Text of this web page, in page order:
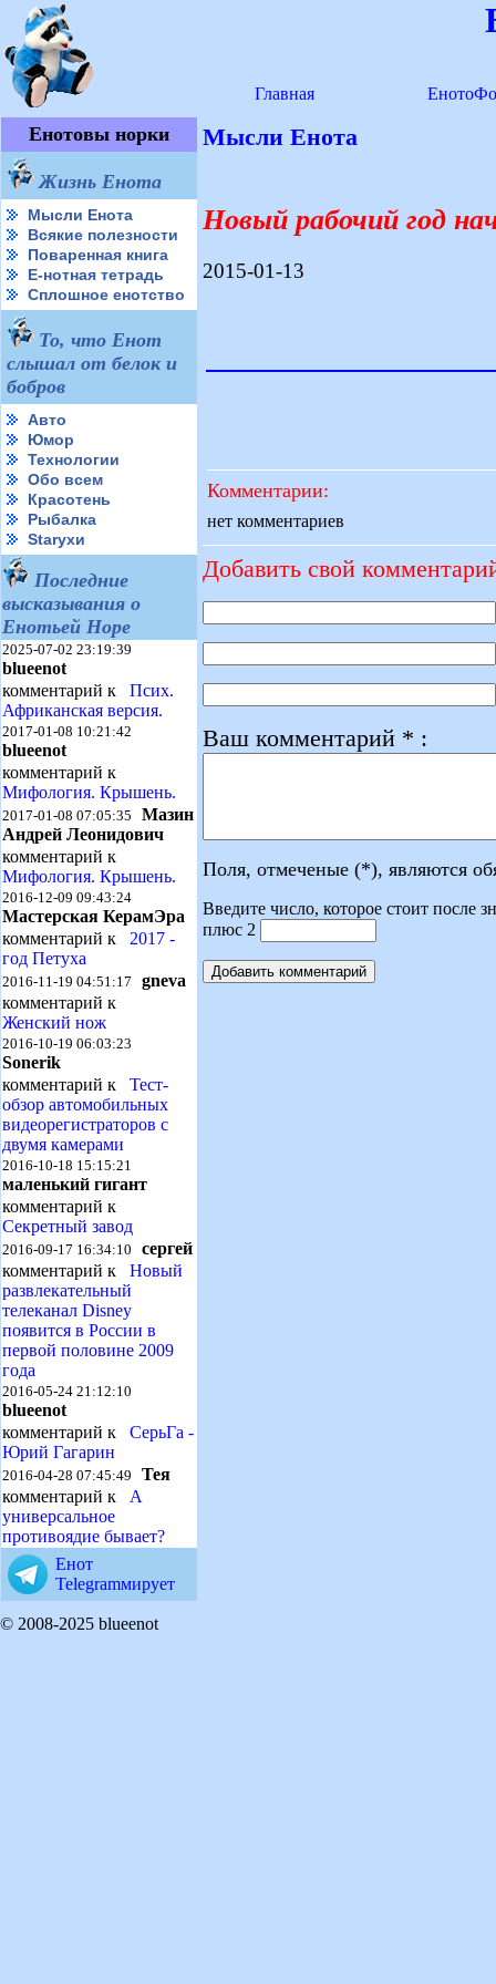
Главная
Енотовы норки
Жизнь Енота
Мысли Енота
Всякие полезности
Поваренная книга
Е-нотная тетрадь
Сплошное енотство
То, что Енот
слышал от белок и
бобров
Авто
Юмор
Технологии
Обо всем
Красотень
Рыбалка
Starухи
Последние
высказывания о
Енотьей Норе
2025-07-02 23:19:39
blueenot
комментарий к Псих.
Африканская версия.
2017-01-08 10:21:42
blueenot
комментарий к
Мифология. Крышень.
2017-01-08 07:05:35 Мазин
Андрей Леонидович
комментарий к
Мифология. Крышень.
2016-12-09 09:43:24
Мастерская КерамЭра
комментарий к 2017 -
год Петуха
2016-11-19 04:51:17 gneva
комментарий к
Женский нож
2016-10-19 06:03:23
Sonerik
комментарий к Тест-
обзор автомобильных
видеорегистраторов с
двумя камерами
2016-10-18 15:15:21
маленький гигант
комментарий к
Секретный завод
2016-09-17 16:34:10 сергей
комментарий к Новый
развлекательный
телеканал Disney
появится в России в
первой половине 2009
года
2016-05-24 21:12:10
blueenot
комментарий к СерьГа -
Юрий Гагарин
2016-04-28 07:45:49 Тея
комментарий к А
универсальное
противоядие бывает?
Енот
Telegramмирует
Мысли Енота
Новый рабочий год
2015-01-13
Комментарии:
нет комментариев
Добавить свой
Ваш комментарий * :
Поля, отмеченые (*), являются
Введите число, которое стоит после
плюс 2
© 2008-2025 blueenot